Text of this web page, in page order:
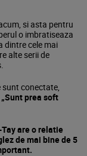
si asta pentru
o imbratiseaza
dintre cele mai
alte serii de
conectate,
„Sunt prea soft
are o relatie
de mai bine de 5